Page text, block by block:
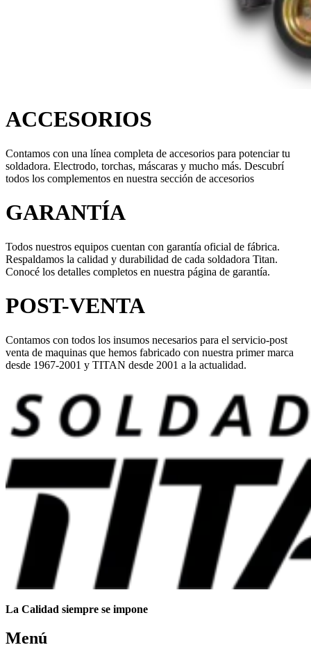
ACCESORIOS
Contamos con una línea completa de accesorios para potenciar tu
soldadora. Electrodo, torchas, máscaras y mucho más. Descubrí
todos los complementos en nuestra sección de accesorios
GARANTÍA
Todos nuestros equipos cuentan con garantía oficial de fábrica.
Respaldamos la calidad y durabilidad de cada soldadora Titan.
Conocé los detalles completos en nuestra página de garantía.
POST-VENTA
Contamos con todos los insumos necesarios para el servicio-post
venta de maquinas que hemos fabricado con nuestra primer marca
desde 1967-2001 y TITAN desde 2001 a la actualidad.
La Calidad siempre se impone
Menú